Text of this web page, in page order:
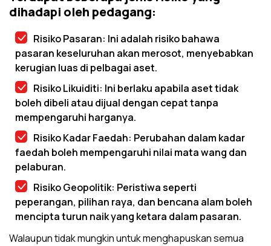
dihadapi oleh pedagang:
Risiko Pasaran: Ini adalah risiko bahawa
pasaran keseluruhan akan merosot, menyebabkan
kerugian luas di pelbagai aset.
Risiko Likuiditi: Ini berlaku apabila aset tidak
boleh dibeli atau dijual dengan cepat tanpa
mempengaruhi harganya.
Risiko Kadar Faedah: Perubahan dalam kadar
faedah boleh mempengaruhi nilai mata wang dan
pelaburan.
Risiko Geopolitik: Peristiwa seperti
peperangan, pilihan raya, dan bencana alam boleh
mencipta turun naik yang ketara dalam pasaran.
Walaupun tidak mungkin untuk menghapuskan semua